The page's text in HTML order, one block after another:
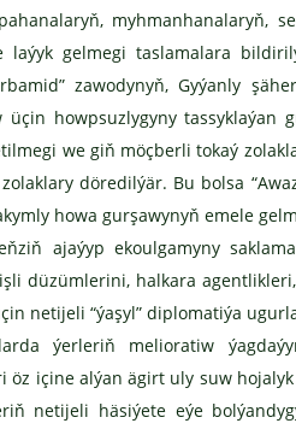
myhmanhanalaryň,
laýyk gelmegi taslamalara
zawodynyň, Gyýanly
üçin howpsuzlygyny
we giň möçberli tokaý
döredilýär. Bu bolsa
howa gurşawynyň emele
ajaýyp ekoulgamyny
düzümlerini, halkara
netijeli “ýaşyl” diplomatiýa
ýerleriň melioratiw
öz içine alýan ägirt uly suw
netijeli häsiýete eýe